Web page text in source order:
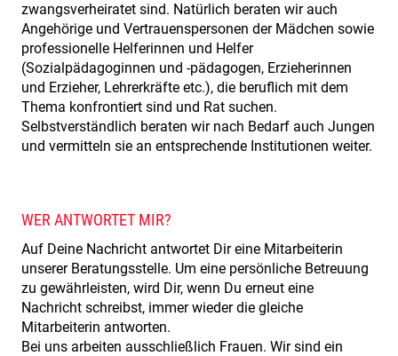
zwangsverheiratet sind. Natürlich beraten wir auch
Angehörige und Vertrauenspersonen der Mädchen sowie
professionelle Helferinnen und Helfer
(Sozialpädagoginnen und -pädagogen, Erzieherinnen
und Erzieher, Lehrerkräfte etc.), die beruflich mit dem
Thema konfrontiert sind und Rat suchen.
Selbstverständlich beraten wir nach Bedarf auch Jungen
und vermitteln sie an entsprechende Institutionen weiter.
WER ANTWORTET MIR?
Auf Deine Nachricht antwortet Dir eine Mitarbeiterin
unserer Beratungsstelle. Um eine persönliche Betreuung
zu gewährleisten, wird Dir, wenn Du erneut eine
Nachricht schreibst, immer wieder die gleiche
Mitarbeiterin antworten.
Bei uns arbeiten ausschließlich Frauen. Wir sind ein